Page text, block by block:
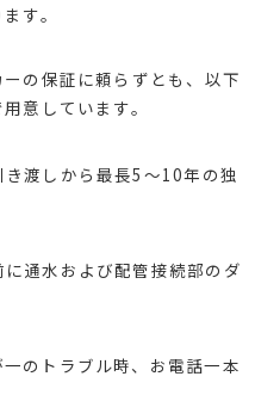
す。
の保証に頼らずとも、以下
意しています。
渡しから最長5〜10年の独
通水および配管接続部のダ
のトラブル時、お電話一本